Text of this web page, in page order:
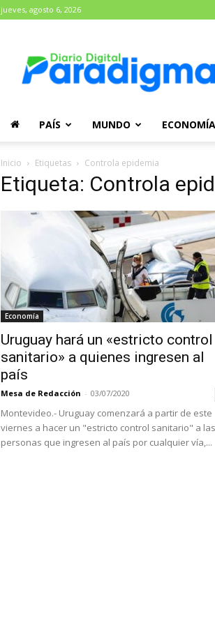
jueves, agosto 6, 2026
Paradigma
PAÍS MUNDO ECONOMÍA
Inicio Etiquetas Controla epidemia
Etiqueta: Controla
Economía
Uruguay hará un «estricto control
sanitario» a quienes ingresen al
país
Mesa de Redacción - 03/07/2020
Montevideo.- Uruguay comenzará a partir de este
viernes a hacer un "estricto control sanitario" a las
personas que ingresen al país por cualquier vía,...